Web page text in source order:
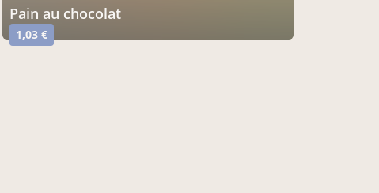
pain au chocolat
1,03 €